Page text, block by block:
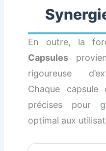
En outre, la
Capsules
rigoureuse
Chaque
précises pour
optimal aux